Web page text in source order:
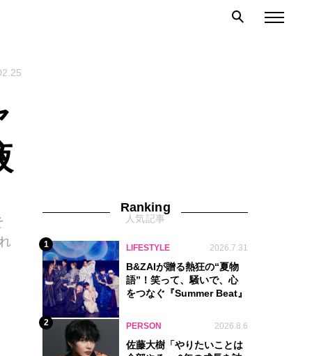
Ranking
人気記事
1 LIFESTYLE 2026.7.31
B&ZAIが贈る熱狂の“夏物
語”！笑って、騒いで、心
をつなぐ『Summer Beat』
2 PERSON 2026.8.6
佐藤大樹「やりたいことは